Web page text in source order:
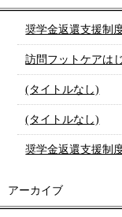
奨学金返還支援制
訪問フットケアは
(タイトルなし)
(タイトルなし)
奨学金返還支援制
アーカイブ